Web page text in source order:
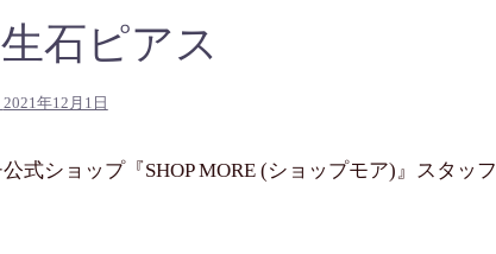
石ピアス
2021年12月1日
式ショップ『SHOP MORE (ショップモア)』スタッフ